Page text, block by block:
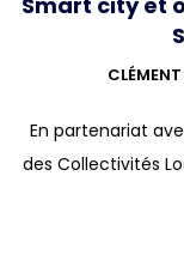
En partenariat
des Collectivités